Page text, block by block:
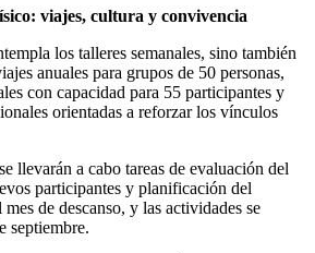
viajes, cultura y convivencia
los talleres semanales, sino también
anuales para grupos de 50 personas,
con capacidad para 55 participantes y
orientadas a reforzar los vínculos
llevarán a cabo tareas de evaluación del
participantes y planificación del
de descanso, y las actividades se
septiembre.